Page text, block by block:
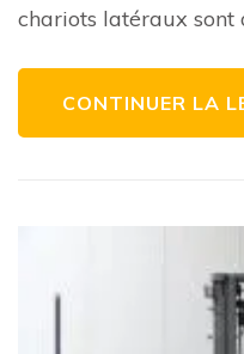
chariots latéraux sont
CONTINUER LA